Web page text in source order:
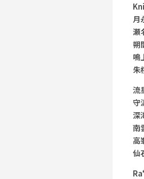
月
瀬
朔
鳴
朱
流
守
深
南
高
仙